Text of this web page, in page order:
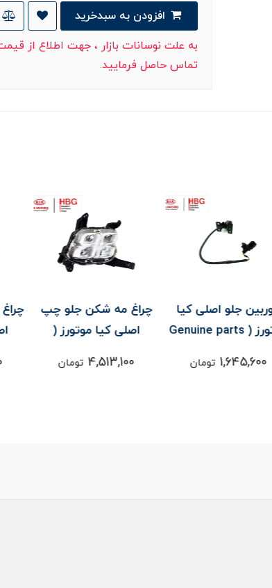
به علت نوسانات بازار ، جهت اطلاع از
تماس حاصل فرمایید.
چراغ مه شکن جلو چپ
اصلی کیا موتورز (
سورنتو UM
4,513,100 تومان
چراغ مه شکن جلو راست
اصلی کیا موتورز (
سورنتو UM
4,115,300 تومان